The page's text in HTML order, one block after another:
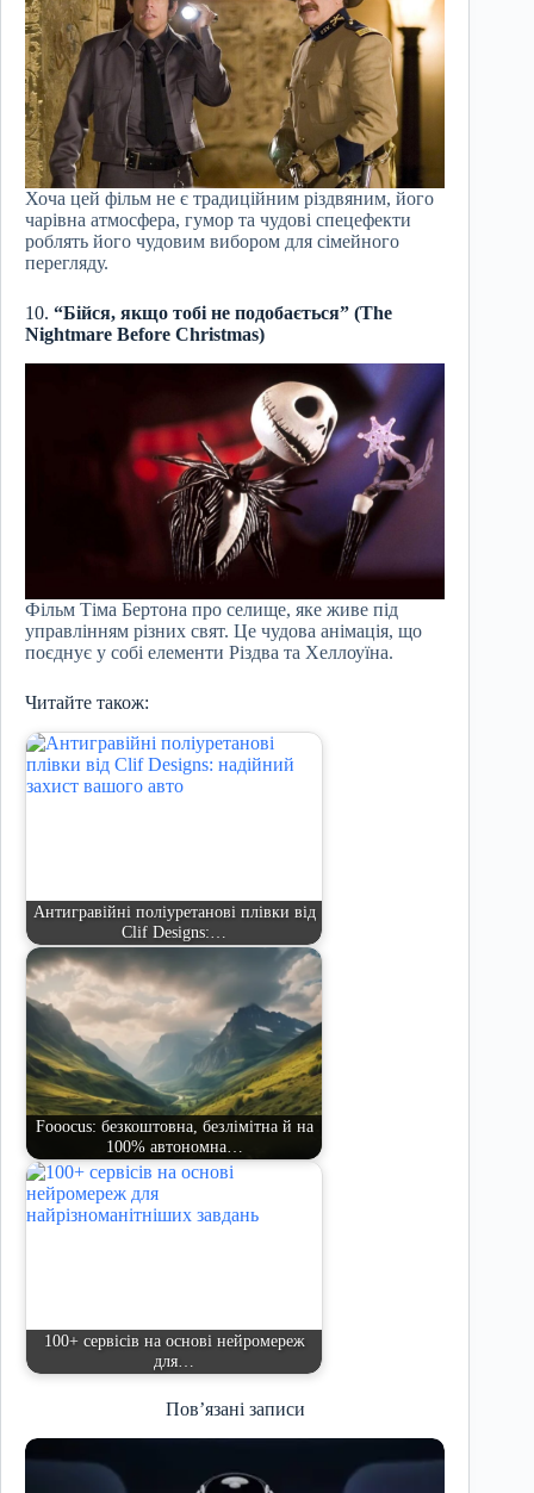
Хоча цей фільм не є традиційним різдвяним, його
чарівна атмосфера, гумор та чудові спецефекти
роблять його чудовим вибором для сімейного
перегляду.
10. “Бійся, якщо тобі не подобається” (The
Nightmare Before Christmas)
Фільм Тіма Бертона про селище, яке живе під
управлінням різних свят. Це чудова анімація, що
поєднує у собі елементи Різдва та Хеллоуїна.
Читайте також:
Антигравійні поліуретанові плівки від
Clif Designs:…
Fooocus: безкоштовна, безлімітна й на
100% автономна…
100+ сервісів на основі нейромереж
для…
Пов’язані записи